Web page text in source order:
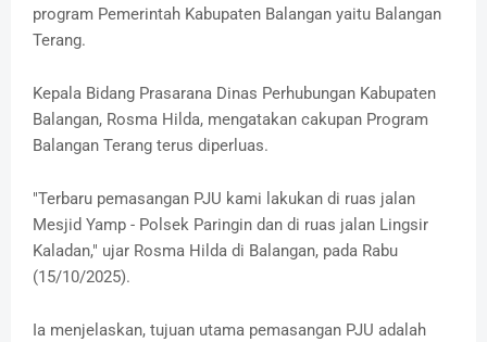
program Pemerintah Kabupaten Balangan yaitu Balangan
Terang.
Kepala Bidang Prasarana Dinas Perhubungan Kabupaten
Balangan, Rosma Hilda, mengatakan cakupan Program
Balangan Terang terus diperluas.
"Terbaru pemasangan PJU kami lakukan di ruas jalan
Mesjid Yamp - Polsek Paringin dan di ruas jalan Lingsir
Kaladan," ujar Rosma Hilda di Balangan, pada Rabu
(15/10/2025).
Ia menjelaskan, tujuan utama pemasangan PJU adalah